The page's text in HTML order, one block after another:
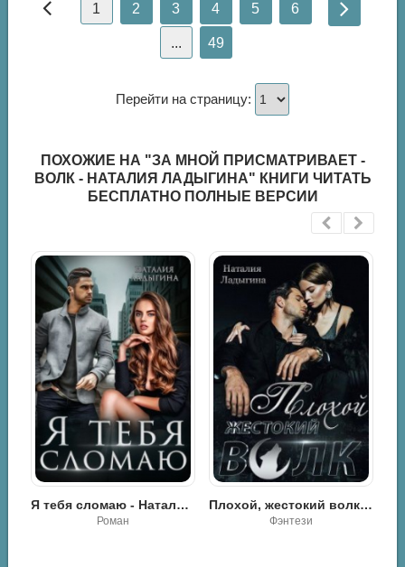
1 2 3 4 5 6
... 49
Перейти на страницу:
ПОХОЖИЕ НА "ЗА МНОЙ ПРИСМАТРИВАЕТ -
ВОЛК - НАТАЛИЯ ЛАДЫГИНА" КНИГИ ЧИТАТЬ
БЕСПЛАТНО ПОЛНЫЕ ВЕРСИИ
Плохой, жестокий волк - Наталия Ладыгина
Фэнтези
Брат моего погибшего мужа. - Наталия Ладыгина
Роман